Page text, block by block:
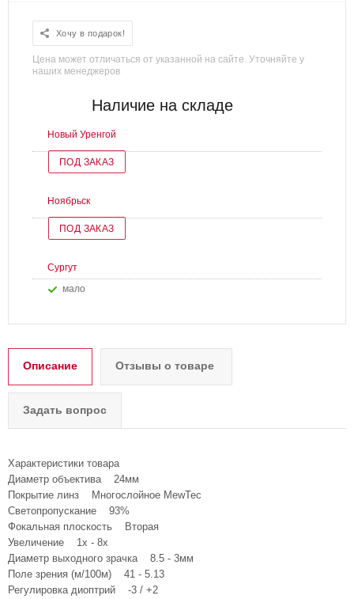
Хочу в подарок!
Цена может отличаться от указанной на сайте. Уточняйте у
наших менеджеров
Наличие на складе
Новый Уренгой
ПОД ЗАКАЗ
Ноябрьск
ПОД ЗАКАЗ
Сургут
Мало
Описание Отзывы о товаре
Задать вопрос
Характеристики товара
Диаметр объектива 24мм
Покрытие линз Многослойное MewTec
Светопропускание 93%
Фокальная плоскость Вторая
Увеличение 1x - 8x
Диаметр выходного зрачка 8.5 - 3мм
Поле зрения (м/100м) 41 - 5.13
Регулировка диоптрий -3 / +2